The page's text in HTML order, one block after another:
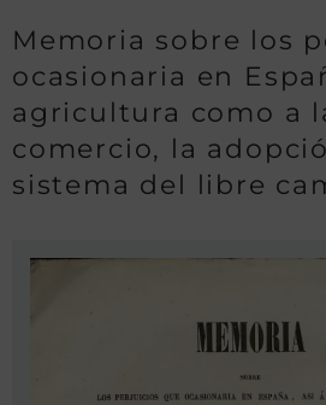
Memoria sobre los
ocasionaria en
agricultura como a
comercio, la
sistema del libre